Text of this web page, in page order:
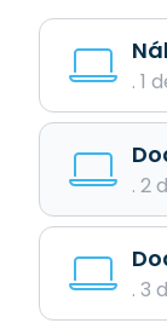
. 1
. 2
. 3